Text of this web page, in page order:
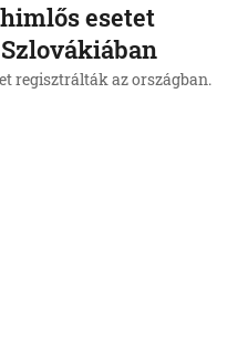
esetet
regisztrálták az országban.